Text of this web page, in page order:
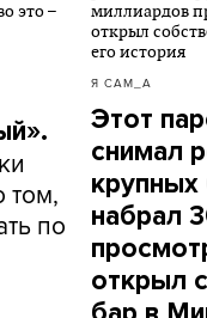
том,
по
Я САМ_А
Этот
снимал
набрал
открыл